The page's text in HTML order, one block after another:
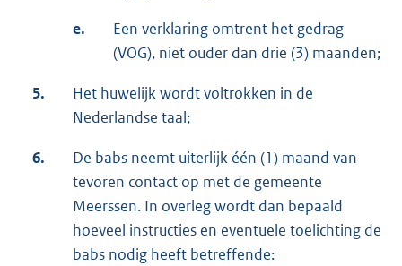
e.
Een verklaring omtrent het gedrag
(VOG), niet ouder dan drie (3) maanden;
5.
Het huwelijk wordt voltrokken in de
Nederlandse taal;
6.
De babs neemt uiterlijk één (1) maand van
tevoren contact op met de gemeente
Meerssen. In overleg wordt dan bepaald
hoeveel instructies en eventuele toelichting de
babs nodig heeft betreffende: